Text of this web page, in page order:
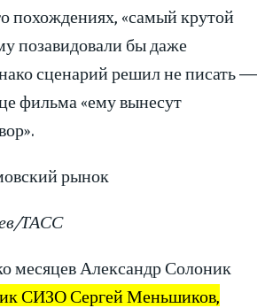
похождениях, «самый крутой
позавидовали бы даже
сценарий решил не писать —
фильма «ему вынесут
рынок
ТАСС
месяцев Александр Солоник
СИЗО Сергей Меньшиков,